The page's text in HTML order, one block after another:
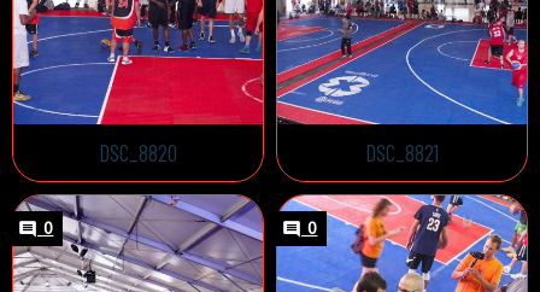
DSC_8820 DSC_8821
0 0